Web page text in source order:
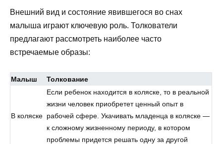
Внешний вид и состояние явившегося во снах
малыша играют ключевую роль. Толкователи
предлагают рассмотреть наиболее часто
встречаемые образы:
Малыш Толкование
В коляске
Если ребенок находится в коляске, то в реальной
жизни человек приобретет ценный опыт в
рабочей сфере. Укачивать младенца в коляске —
к сложному жизненному периоду, в котором
проблемы придется решать одну за другой